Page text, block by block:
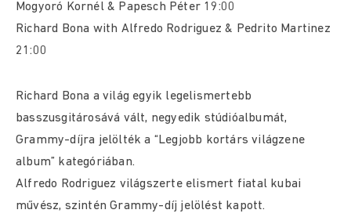
Mogyoró Kornél & Papesch Péter 19:00
Richard Bona with Alfredo Rodriguez & Pedrito Martinez
21:00
Richard Bona a világ egyik legelismertebb
basszusgitárosává vált, negyedik stúdióalbumát,
Grammy-díjra jelölték a “Legjobb kortárs világzene
album” kategóriában.
Alfredo Rodriguez világszerte elismert fiatal kubai
művész, szintén Grammy-díj jelölést kapott.